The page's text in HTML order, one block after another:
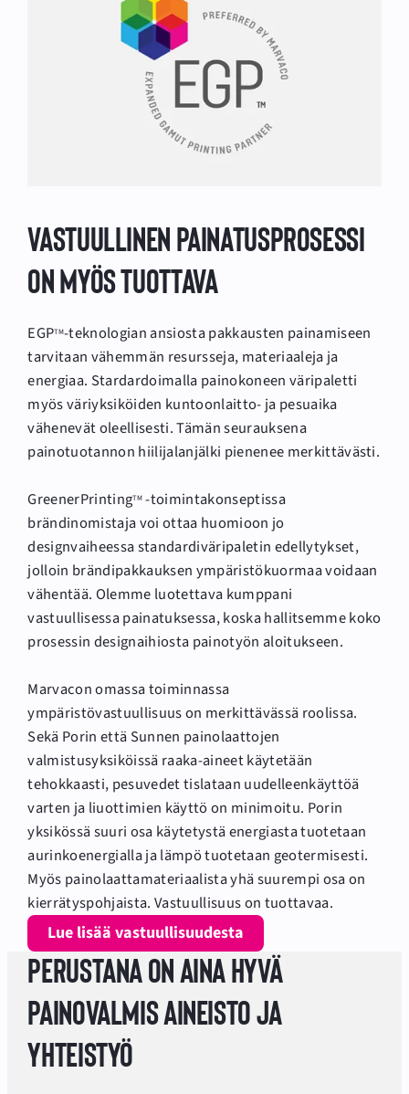
Vastuullinen painatusprosessi
on myös tuottava
EGPTM-teknologian ansiosta pakkausten painamiseen
tarvitaan vähemmän resursseja, materiaaleja ja
energiaa. Stardardoimalla painokoneen väripaletti
myös väriyksiköiden kuntoonlaitto- ja pesuaika
vähenevät oleellisesti. Tämän seurauksena
painotuotannon hiilijalanjälki pienenee merkittävästi.
GreenerPrintingTM -toimintakonseptissa
brändinomistaja voi ottaa huomioon jo
designvaiheessa standardiväripaletin edellytykset,
jolloin brändipakkauksen ympäristökuormaa voidaan
vähentää. Olemme luotettava kumppani
vastuullisessa painatuksessa, koska hallitsemme koko
prosessin designaihiosta painotyön aloitukseen.
Marvacon omassa toiminnassa
ympäristövastuullisuus on merkittävässä roolissa.
Sekä Porin että Sunnen painolaattojen
valmistusyksiköissä raaka-aineet käytetään
tehokkaasti, pesuvedet tislataan uudelleenkäyttöä
varten ja liuottimien käyttö on minimoitu. Porin
yksikössä suuri osa käytetystä energiasta tuotetaan
aurinkoenergialla ja lämpö tuotetaan geotermisesti.
Myös painolaattamateriaalista yhä suurempi osa on
kierrätyspohjaista. Vastuullisuus on tuottavaa.
Lue lisää vastuullisuudesta
Perustana on aina hyvä
painovalmis aineisto ja
yhteistyö